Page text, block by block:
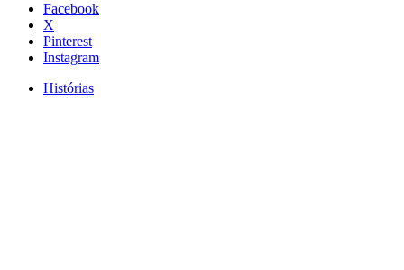
Facebook
X
Pinterest
Instagram
Histórias